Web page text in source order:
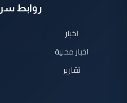
روابط
اخبار
اخبار محلية
تقارير